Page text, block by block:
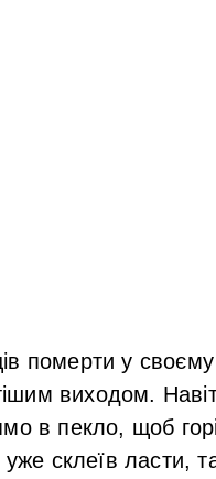
померти у
виходом.
в пекло, щоб
склеїв ласти,